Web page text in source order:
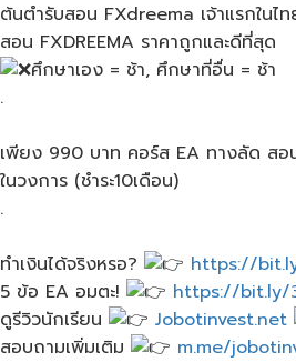
ต้นตำรับสอน FXdreema เจ้าแรกในไท
สอน FXDREEMA ราคาถูกและดีที่สุด
ศึกษาเอง = ช้า, ศึกษาที่อื่น = ช้า
.
เพียง 990 บาท คอร์ส EA ทางลัด สอ
ในวงการ (ชำระ10เดือน)
.
ทำเงินได้จริงหรอ?
https://
5 ข้อ EA อมตะ!
https://bit.ly/
ดูรีวิวนักเรียน
Jobotinvest.net
สอบถามเพิ่มเติม
m.me/